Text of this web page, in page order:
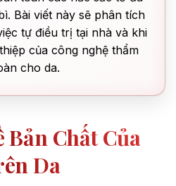
Bài viết này sẽ phân tích
tự điều trị tại nhà và khi
của công nghệ thẩm
cho da.
Chất Của
Da